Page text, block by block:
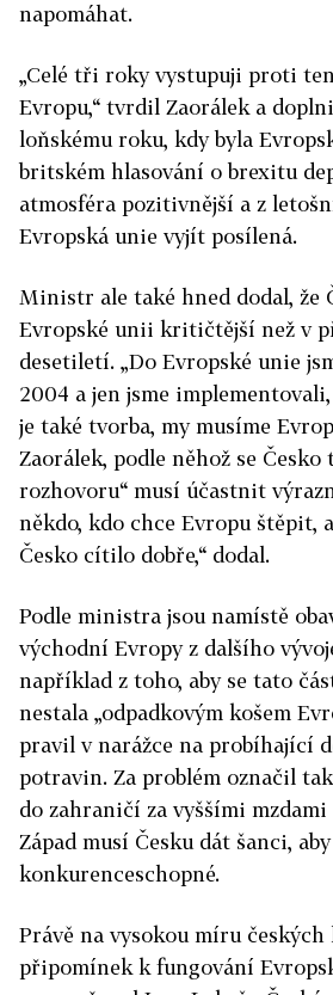
napomáhat.
„Celé tři roky vystupuji proti
Evropu,“ tvrdil Zaorálek a
loňskému roku, kdy byla
britském hlasování o brexitu
atmosféra pozitivnější a z
Evropská unie vyjít posílená.
Ministr ale také hned dodal, že
Evropské unii kritičtější než v
desetiletí. „Do Evropské unie
2004 a jen jsme
je také tvorba, my musíme
Zaorálek, podle něhož se
rozhovoru“ musí účastnit
někdo, kdo chce Evropu štěpit,
Česko cítilo dobře,“ dodal.
Podle ministra jsou namístě
východní Evropy z dalšího
například z toho, aby se tato
nestala „odpadkovým košem
pravil v narážce na probíhající
potravin. Za problém označil
do zahraničí za vyššími
Západ musí Česku dát šanci,
konkurenceschopné.
Právě na vysokou míru
připomínek k fungování